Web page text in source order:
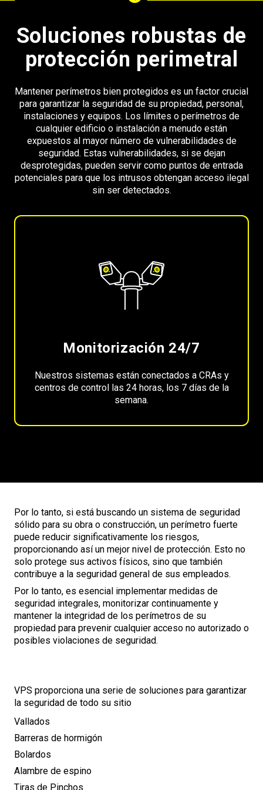
Soluciones robustas de
protección perimetral
Mantener perímetros bien protegidos es un factor crucial
para garantizar la seguridad de su propiedad, personal,
instalaciones y equipos. Los límites o perímetros de
cualquier edificio o instalación a menudo están
expuestos al mayor número de vulnerabilidades de
seguridad. Estas vulnerabilidades, si se dejan
desprotegidas, pueden servir como puntos de entrada
potenciales para que los intrusos obtengan acceso ilegal
sin ser detectados.
Monitorización 24/7
Nuestros sistemas están conectados a CRAs y
centros de control las 24 horas, los 7 días de la
semana.
Por lo tanto, si está buscando un sistema de seguridad
sólido para su obra o construcción, un perímetro fuerte
puede reducir significativamente los riesgos,
proporcionando así un mejor nivel de protección. Esto no
solo protege sus activos físicos, sino que también
contribuye a la seguridad general de sus empleados.
Por lo tanto, es esencial implementar medidas de
seguridad integrales, monitorizar continuamente y
mantener la integridad de los perímetros de su
propiedad para prevenir cualquier acceso no autorizado o
posibles violaciones de seguridad.
VPS proporciona una serie de soluciones para garantizar
la seguridad de todo su sitio
Vallados
Barreras de hormigón
Bolardos
Alambre de espino
Tiras de Pinchos